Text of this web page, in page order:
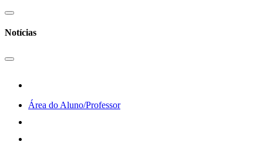
Notícias
Área do Aluno/Professor